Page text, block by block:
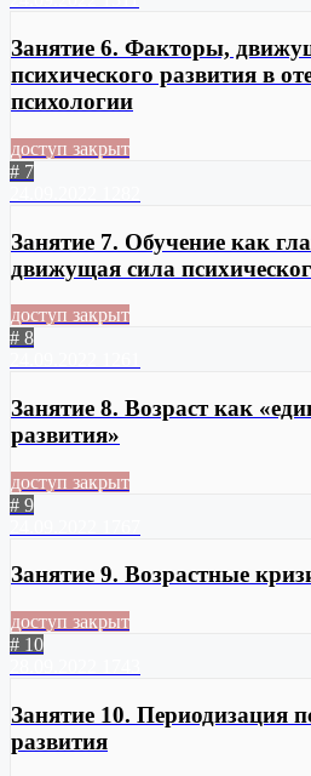
Занятие 6. Факторы,
психического развития в
психологии
доступ закрыт
# 7
Занятие 7. Обучение как
движущая сила
доступ закрыт
# 8
Занятие 8. Возраст как
развития»
доступ закрыт
# 9
Занятие 9. Возрастные
доступ закрыт
# 10
Занятие 10. Периодизация
развития